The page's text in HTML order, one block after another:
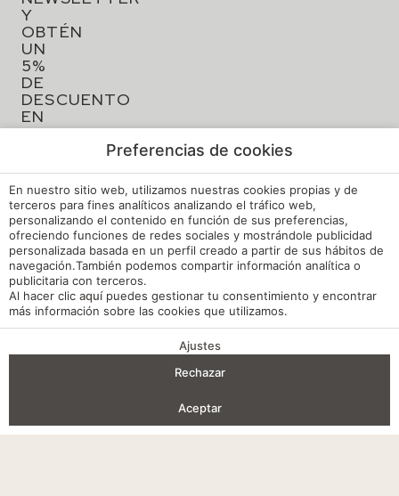
VENTAJAS DE RESERVA
Política de privacidad
Canal de Denuncias Hoteles de España
Reglamento de Régimen Interno
Mi reserva
Desarrollado pormirai
Preferencias de cookies
En nuestro sitio web, utilizamos nuestras cookies propias y de
terceros para fines analíticos analizando el tráfico web,
personalizando el contenido en función de sus preferencias,
ofreciendo funciones de redes sociales y mostrándole publicidad
personalizada basada en un perfil creado a partir de sus hábitos de
navegación.También podemos compartir información analítica o
publicitaria con terceros.
Al hacer clic aquípuedes gestionar tu consentimiento y encontrar
más información sobre las cookies que utilizamos.
Ajustes
Rechazar
Aceptar